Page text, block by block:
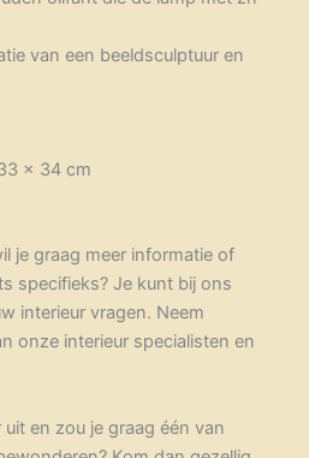
van een beeldsculptuur en
x 34 cm
je graag meer informatie of
specifieks? Je kunt bij ons
interieur vragen. Neem
onze interieur specialisten en
en zou je graag één van